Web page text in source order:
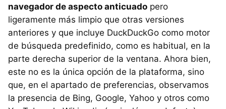
navegador de aspecto anticuado pero
ligeramente más limpio que otras versiones
anteriores y que incluye DuckDuckGo como motor
de búsqueda predefinido, como es habitual, en la
parte derecha superior de la ventana. Ahora bien,
este no es la única opción de la plataforma, sino
que, en el apartado de preferencias, observamos
la presencia de Bing, Google, Yahoo y otros como